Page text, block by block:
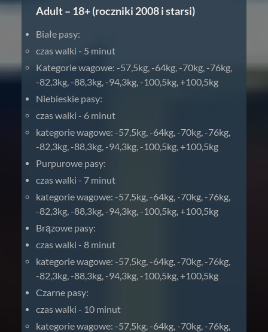
Adult – 18+ (roczniki 2008 i starsi)
Białe pasy:
czas walki - 5 minut
Kategorie wagowe: -57,5kg, -64kg, -70kg, -76kg,
-82,3kg, -88,3kg, -94,3kg, -100,5kg, +100,5kg
Niebieskie pasy:
czas walki - 6 minut
kategorie wagowe: -57,5kg, -64kg, -70kg, -76kg,
-82,3kg, -88,3kg, -94,3kg, -100,5kg, +100,5kg
Purpurowe pasy:
czas walki - 7 minut
kategorie wagowe: -57,5kg, -64kg, -70kg, -76kg,
-82,3kg, -88,3kg, -94,3kg, -100,5kg, +100,5kg
Brązowe pasy:
czas walki - 8 minut
kategorie wagowe: -57,5kg, -64kg, -70kg, -76kg,
-82,3kg, -88,3kg, -94,3kg, -100,5kg, +100,5kg
Czarne pasy:
czas walki - 10 minut
kategorie wagowe: -57,5kg, -64kg, -70kg, -76kg,